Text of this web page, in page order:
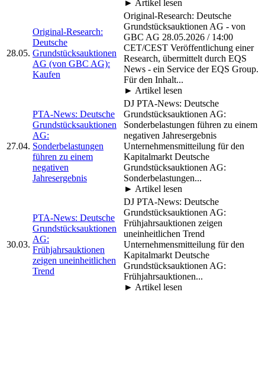
► Artikel lesen
28.05.
Original-Research:
Deutsche
Grundstücksauktionen
AG (von GBC AG):
Kaufen
Original-Research: Deutsche
Grundstücksauktionen AG - von
GBC AG 28.05.2026 / 14:00
CET/CEST Veröffentlichung einer
Research, übermittelt durch EQS
News - ein Service der EQS Group.
Für den Inhalt...
► Artikel lesen
27.04.
PTA-News: Deutsche
Grundstücksauktionen
AG:
Sonderbelastungen
führen zu einem
negativen
Jahresergebnis
DJ PTA-News: Deutsche
Grundstücksauktionen AG:
Sonderbelastungen führen zu einem
negativen Jahresergebnis
Unternehmensmitteilung für den
Kapitalmarkt Deutsche
Grundstücksauktionen AG:
Sonderbelastungen...
► Artikel lesen
30.03.
PTA-News: Deutsche
Grundstücksauktionen
AG:
Frühjahrsauktionen
zeigen uneinheitlichen
Trend
DJ PTA-News: Deutsche
Grundstücksauktionen AG:
Frühjahrsauktionen zeigen
uneinheitlichen Trend
Unternehmensmitteilung für den
Kapitalmarkt Deutsche
Grundstücksauktionen AG:
Frühjahrsauktionen...
► Artikel lesen